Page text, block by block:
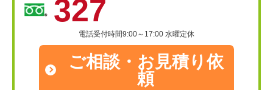
327
電話受付時間9:00～17:00 水曜定休
ご相談・ お見積り依
頼